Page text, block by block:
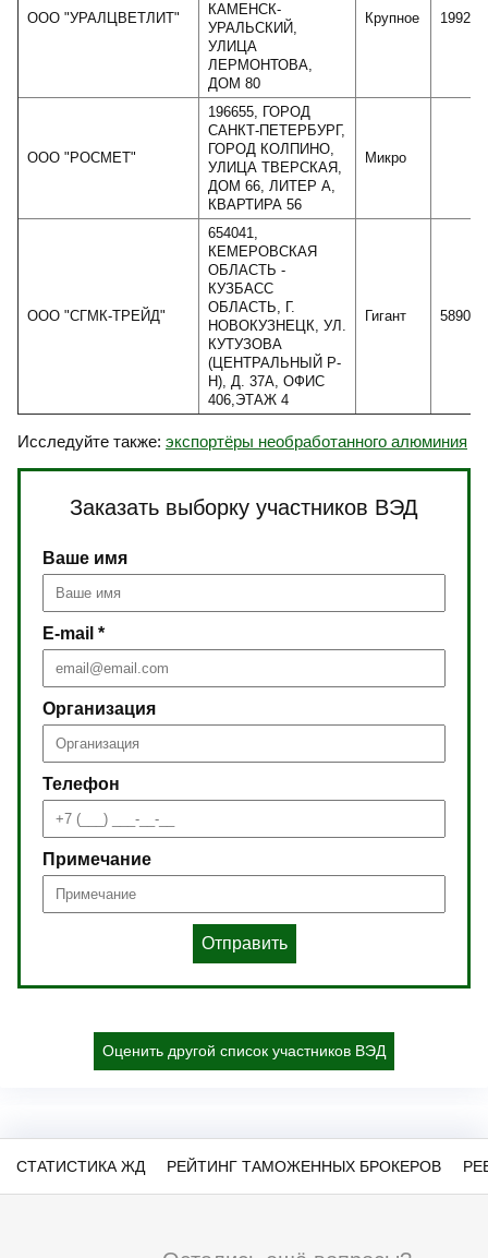
ООО "УРАЛЦВЕТЛИТ"
КАМЕНСК-
УРАЛЬСКИЙ,
УЛИЦА
ЛЕРМОНТОВА,
ДОМ 80
Крупное
ООО "РОСМЕТ"
196655, ГОРОД
САНКТ-ПЕТЕРБУРГ,
ГОРОД КОЛПИНО,
УЛИЦА ТВЕРСКАЯ,
ДОМ 66, ЛИТЕР А,
КВАРТИРА 56
Микро
ООО "СГМК-ТРЕЙД"
654041,
КЕМЕРОВСКАЯ
ОБЛАСТЬ -
КУЗБАСС
ОБЛАСТЬ, Г.
НОВОКУЗНЕЦК, УЛ.
КУТУЗОВА
(ЦЕНТРАЛЬНЫЙ Р-
Н), Д. 37А, ОФИС
406,ЭТАЖ 4
Гигант
Исследуйте также: экспортёры необработанного алюминия
Заказать выборку участников ВЭД
Ваше имя
E-mail *
Организация
Телефон
Примечание
Отправить
Оценить другой список участников ВЭД
СТАТИСТИКА ЖД РЕЙТИНГ ТАМОЖЕННЫХ БРОКЕРОВ